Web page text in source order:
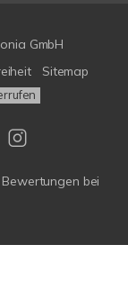
GmbH
Sitemap
Bewertungen bei